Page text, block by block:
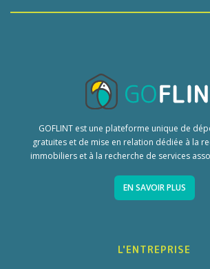
GOFLINT est une plateforme unique de
gratuites et de mise en relation dédiée à la
immobiliers et à la recherche de services
EN SAVOIR PLUS
L'ENTREPRISE